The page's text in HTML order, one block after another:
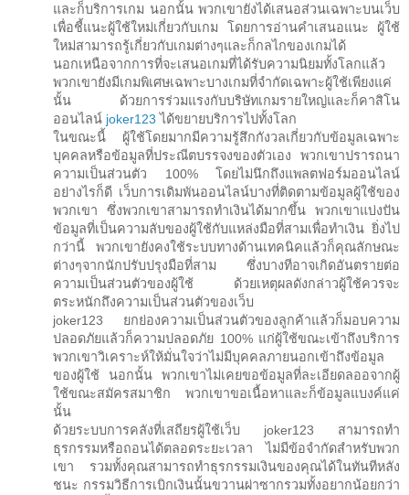
และก็บริการเกม นอกนั้น พวกเขายังได้เสนอส่วนเฉพาะบนเว็บ
เพื่อชี้แนะผู้ใช้ใหม่เกี่ยวกับเกม โดยการอ่านคำเสนอแนะ ผู้ใช้
ใหม่สามารถรู้เกี่ยวกับเกมต่างๆและก็กลไกของเกมได้
นอกเหนือจากการที่จะเสนอเกมที่ได้รับความนิยมทั้งโลกแล้ว
พวกเขายังมีเกมพิเศษเฉพาะบางเกมที่จำกัดเฉพาะผู้ใช้เพียงแค่
นั้น ด้วยการร่วมแรงกับบริษัทเกมรายใหญ่และก็คาสิโน
ออนไลน์ joker123 ได้ขยายบริการไปทั้งโลก
ในขณะนี้ ผู้ใช้โดยมากมีความรู้สึกกังวลเกี่ยวกับข้อมูลเฉพาะ
บุคคลหรือข้อมูลที่ประณีตบรรจงของตัวเอง พวกเขาปรารถนา
ความเป็นส่วนตัว 100% โดยไม่นึกถึงแพลตฟอร์มออนไลน์
อย่างไรก็ดี เว็บการเดิมพันออนไลน์บางที่ติดตามข้อมูลผู้ใช้ของ
พวกเขา ซึ่งพวกเขาสามารถทำเงินได้มากขึ้น พวกเขาแบ่งปัน
ข้อมูลที่เป็นความลับของผู้ใช้กับแหล่งมือที่สามเพื่อทำเงิน ยิ่งไป
กว่านี้ พวกเขายังคงใช้ระบบทางด้านเทคนิคแล้วก็คุณลักษณะ
ต่างๆจากนักปรับปรุงมือที่สาม ซึ่งบางทีอาจเกิดอันตรายต่อ
ความเป็นส่วนตัวของผู้ใช้ ด้วยเหตุผลดังกล่าวผู้ใช้ควรจะ
ตระหนักถึงความเป็นส่วนตัวของเว็บ
joker123 ยกย่องความเป็นส่วนตัวของลูกค้าแล้วก็มอบความ
ปลอดภัยแล้วก็ความปลอดภัย 100% แก่ผู้ใช้ขณะเข้าถึงบริการ
พวกเขาวิเคราะห์ให้มั่นใจว่าไม่มีบุคคลภายนอกเข้าถึงข้อมูล
ของผู้ใช้ นอกนั้น พวกเขาไม่เคยขอข้อมูลที่ละเอียดลออจากผู้
ใช้ขณะสมัครสมาชิก พวกเขาขอเนื้อหาและก็ข้อมูลแบงค์แค่
นั้น
ด้วยระบบการคลังที่เสถียรผู้ใช้เว็บ joker123 สามารถทำ
ธุรกรรมหรือถอนได้ตลอดระยะเวลา ไม่มีข้อจำกัดสำหรับพวก
เขา รวมทั้งคุณสามารถทำธุรกรรมเงินของคุณได้ในทันทีหลัง
ชนะ กรรมวิธีการเบิกเงินนั้นขวานผ่าซากรวมทั้งอยากน้อยกว่า